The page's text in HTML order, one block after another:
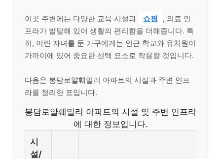
이곳 주변에는 다양한 교육 시설과 쇼핑
, 의료 인
프라가 발달해 있어 생활의 편리함을 더해줍니다. 특
히, 어린 자녀를 둔 가구에게는 인근 학교와 유치원이
가까이에 있어 중요한 선택 요소로 작용할 것입니다.
다음은 봉담로얄훼밀리 아파트의 시설과 주변 인프
라를 정리한 표입니다.
봉담로얄훼밀리 아파트의 시설 및 주변 인프라
에 대한 정보입니다.
시
설/